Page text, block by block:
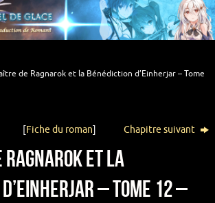
de Ragnarok et la Bénédiction d’Einherjar – Tome
[Fiche du roman] Chapitre suivant
Ragnarok et la
– Tome 12 –